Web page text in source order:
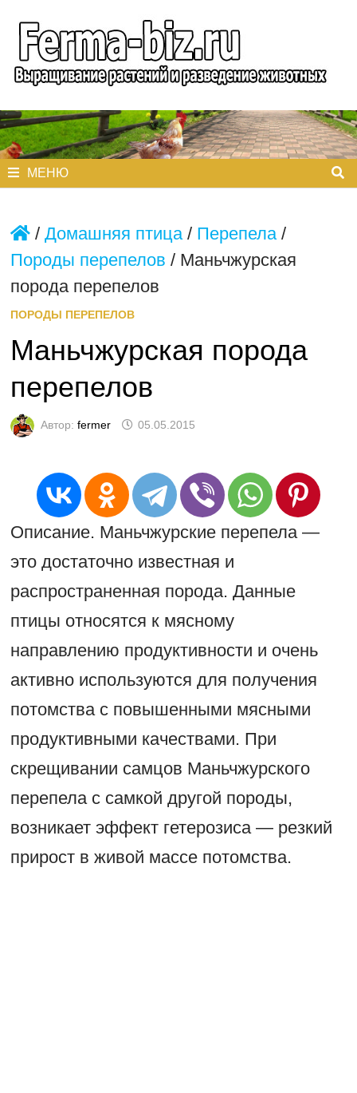
содержимому
МЕНЮ
/ Домашняя птица/ Перепела/
Породы перепелов / Маньчжурская
порода перепелов
ПОРОДЫ ПЕРЕПЕЛОВ
Маньчжурская порода
перепелов
Автор: fermer 05.05.2015
Описание. Маньчжурские перепела —
это достаточно известная и
распространенная порода. Данные
птицы относятся к мясному
направлению продуктивности и очень
активно используются для получения
потомства с повышенными мясными
продуктивными качествами. При
скрещивании самцов Маньчжурского
перепела с самкой другой породы,
возникает эффект гетерозиса — резкий
прирост в живой массе потомства.